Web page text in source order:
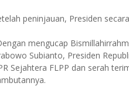
peninjauan, Presiden
mengucap
Subianto, Presiden
Sejahtera FLPP dan serah